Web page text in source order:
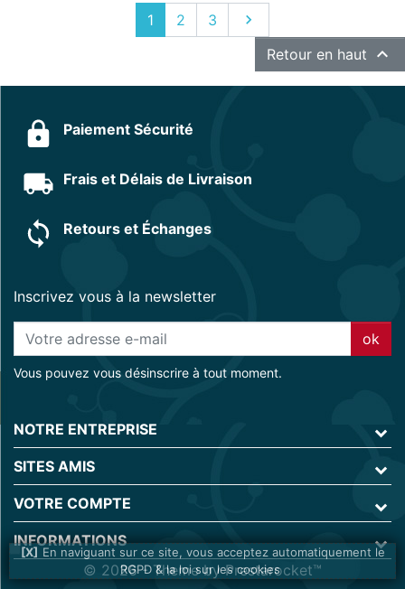
1 2 3 Suivant

Retour en haut 
Paiement Sécurité
Frais et Délais de Livraison
Retours et Échanges
Inscrivez vous à la newsletter
ok
Vous pouvez vous désinscrire à tout moment.
NOTRE ENTREPRISE
SITES AMIS
VOTRE COMPTE
INFORMATIONS
© 2026 - Theme by Prestarocket™
En naviguant sur ce site, vous acceptez automatiquement le
RGPD & la loi sur les cookies